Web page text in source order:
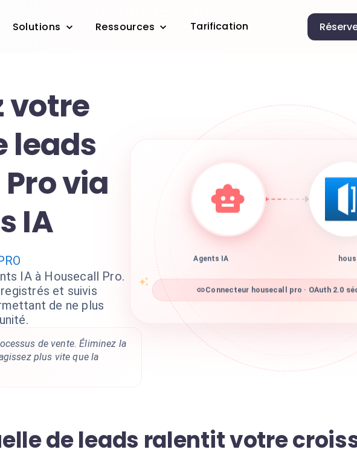
Solutions Ressources Tarification
votre
leads
via
IA
IA à Housecall Pro.
et suivis
de ne plus
de vente. Éliminez la
plus vite que la
Agents IA
Connecteur housecall pro · OAuth 2.0
de leads ralentit votre